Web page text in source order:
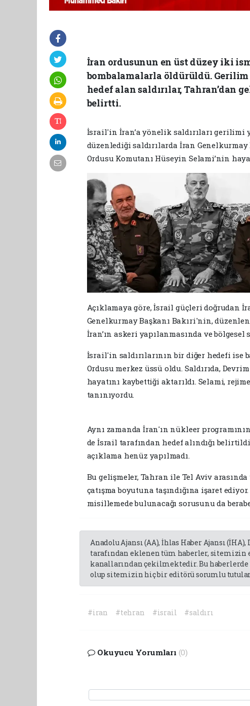
İran ordusunun en üst düzey iki
bombalamalarla öldürüldü.
hedef alan saldırılar, Tahran’dan
belirtti.
İsrail'in İran’a yönelik saldırıları
düzenlediği saldırılarda İran
Ordusu Komutanı Hüseyin Selami’nin
Açıklamaya göre, İsrail güçleri doğrudan
Genelkurmay Başkanı Bakıri'nin,
İran’ın askeri yapılanmasında ve
İsrail'in saldırılarının bir diğer hedefi ise
Ordusu merkez üssü oldu. Saldırıda,
hayatını kaybettiği aktarıldı. Selami,
tanınıyordu.
Aynı zamanda İran'ın nükleer
de İsrail tarafından hedef alındığı
açıklama henüz yapılmadı.
Bu gelişmeler, Tahran ile Tel Aviv
çatışma boyutuna taşındığına işaret
misillemede bulunacağı sorusunu da
Anadolu Ajansı (AA), İhlas Haber Ajansı
tarafından eklenen tüm haberler,
kanallarından çekilmektedir. Bu
olup sitemizin hiç bir editörü sorumlu
#iran #tehran #israil #saldırı
Okuyucu Yorumları (0)